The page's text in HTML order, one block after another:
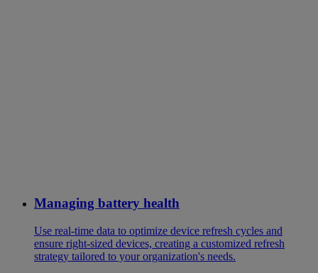
Managing battery health
Use real-time data to optimize device refresh cycles and
ensure right-sized devices, creating a customized refresh
strategy tailored to your organization's needs.